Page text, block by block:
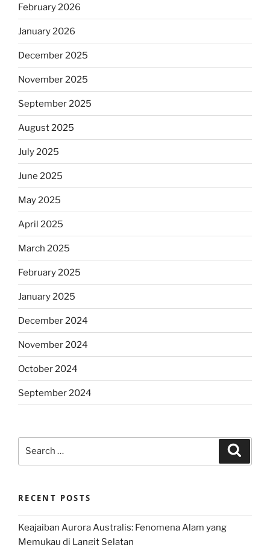
February 2026
January 2026
December 2025
November 2025
September 2025
August 2025
July 2025
June 2025
May 2025
April 2025
March 2025
February 2025
January 2025
December 2024
November 2024
October 2024
September 2024
RECENT POSTS
Keajaiban Aurora Australis: Fenomena Alam yang
Memukau di Langit Selatan